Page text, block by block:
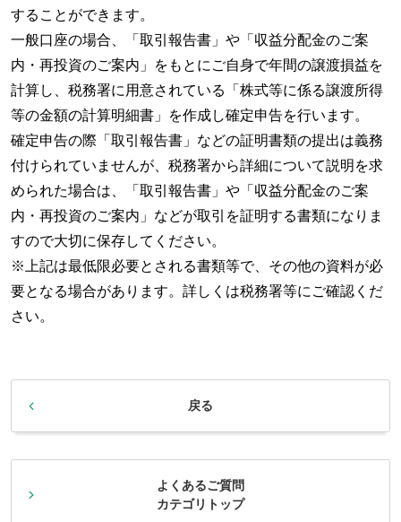
することができます。
一般口座の場合、「取引報告書」や「収益分配金のご案
内・再投資のご案内」をもとにご自身で年間の譲渡損益を
計算し、税務署に用意されている「株式等に係る譲渡所得
等の金額の計算明細書」を作成し確定申告を行います。
確定申告の際「取引報告書」などの証明書類の提出は義務
付けられていませんが、税務署から詳細について説明を求
められた場合は、「取引報告書」や「収益分配金のご案
内・再投資のご案内」などが取引を証明する書類になりま
すので大切に保存してください。
※上記は最低限必要とされる書類等で、その他の資料が必
要となる場合があります。詳しくは税務署等にご確認くだ
さい。
戻る
よくあるご質問
カテゴリトップ